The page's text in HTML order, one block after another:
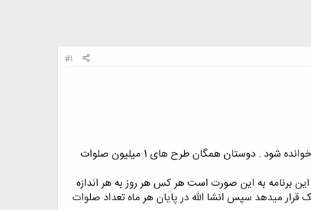
#1
با سلام و درود خدمت امام زمان ( عج ) و منتظران ایشان ، این تاپیک را نزدم مگر در آن دعایی برای مهدی موعود خوانده شود . دوستان همگان طرح های 1 میلیون صلوات
برنامه به این صورت است هر کس هر روز به هر اندازه
میدهد سپس انشا الله در پایان هر ماه تعداد صلوات